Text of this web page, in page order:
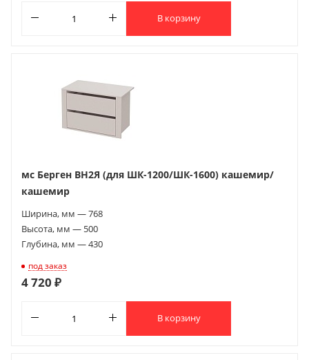
В корзину
мс Берген ВН2Я (для ШК-1200/ШК-1600) кашемир/
кашемир
Ширина, мм — 768
Высота, мм — 500
Глубина, мм — 430
под заказ
4 720 ₽
В корзину